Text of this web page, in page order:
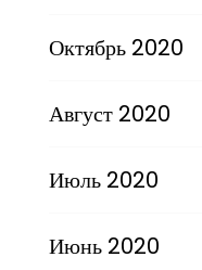
Октябрь 2020
Август 2020
Июль 2020
Июнь 2020